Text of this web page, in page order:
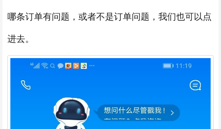
哪条订单有问题，或者不是订单问题，我们也可以点
进去。